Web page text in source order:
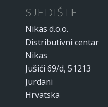
SJEDIŠTE
Nikas d.o.o.
Distributivni centar
Nikas
Jušići 69/d, 51213
Jurdani
Hrvatska